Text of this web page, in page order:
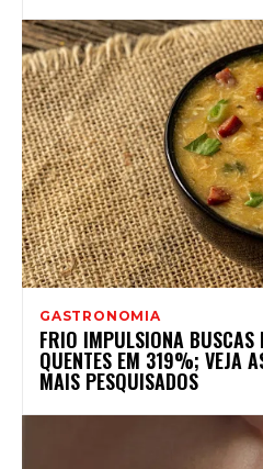
GASTRONOMIA
FRIO IMPULSIONA BUSCAS
QUENTES EM 319%; VEJA
MAIS PESQUISADOS